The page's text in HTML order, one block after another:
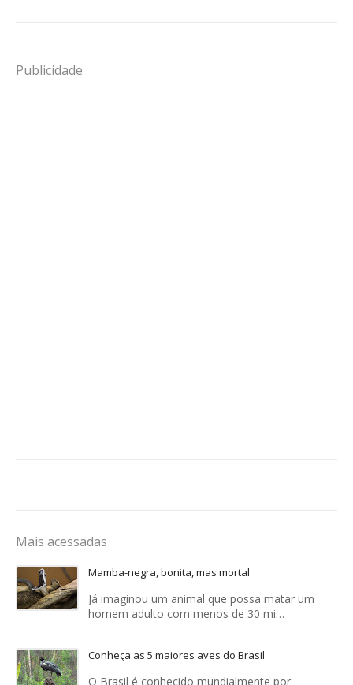
Publicidade
Mais acessadas
Mamba-negra, bonita, mas mortal
Já imaginou um animal que possa matar um
homem adulto com menos de 30 mi…
Conheça as 5 maiores aves do Brasil
O Brasil é conhecido mundialmente por